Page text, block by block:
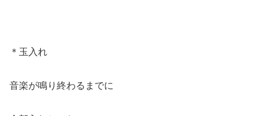
＊玉入れ
音楽が鳴り終わるまでに